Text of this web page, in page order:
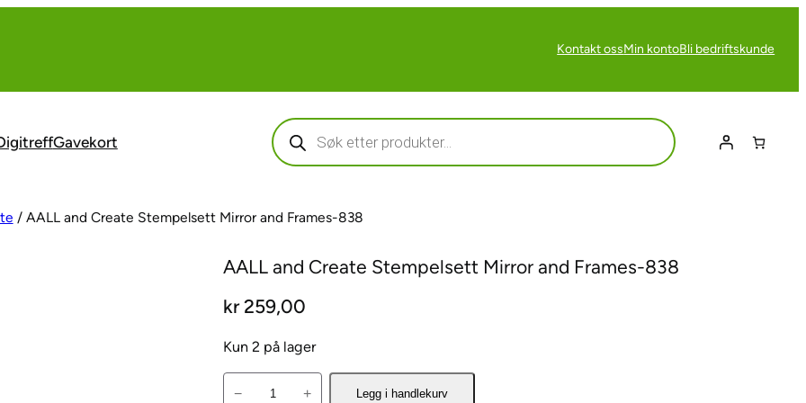
Kontakt ossMin kontoBli bedriftskunde
Gavekort
Products
search
/ AALL and Create Stempelsett Mirror and Frames-838
AALL and Create Stempelsett Mirror and Frames-838
kr259,00
Kun 2 på lager
− + Legg i handlekurv